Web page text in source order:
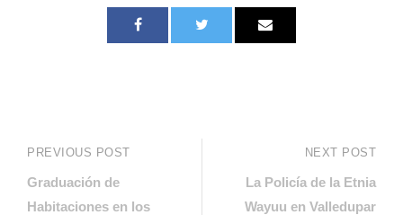
PREVIOUS POST
Graduación de
Habitaciones en los
NEXT POST
La Policía de la Etnia
Wayuu en Valledupar